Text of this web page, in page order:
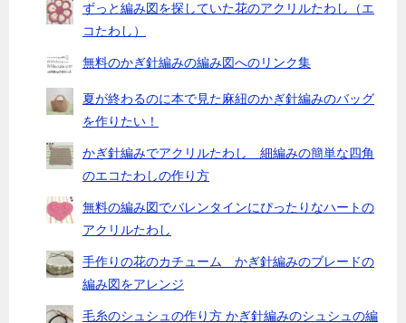
ずっと編み図を探していた花のアクリルたわし（エ
コたわし）
無料のかぎ針編みの編み図へのリンク集
夏が終わるのに本で見た麻紐のかぎ針編みのバッグ
を作りたい！
かぎ針編みでアクリルたわし 細編みの簡単な四角
のエコたわしの作り方
無料の編み図でバレンタインにぴったりなハートの
アクリルたわし
手作りの花のカチューム かぎ針編みのブレードの
編み図をアレンジ
毛糸のシュシュの作り方 かぎ針編みのシュシュの編